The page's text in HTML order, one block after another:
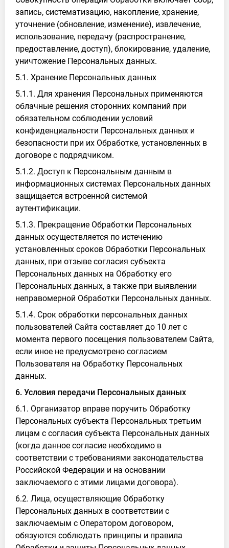
запись, систематизацию, накопление, хранение,
уточнение (обновление, изменение), извлечение,
использование, передачу (распространение,
предоставление, доступ), блокирование, удаление,
уничтожение Персональных данных.
5.1. Хранение Персональных данных
5.1.1. Для хранения Персональных применяются
облачные решения сторонних компаний при
обязательном соблюдении условий
конфиденциальности Персональных данных и
безопасности при их Обработке, установленных в
договоре с подрядчиком.
5.1.2. Доступ к Персональным данным в
информационных системах Персональных данных
защищается встроенной системой
аутентификации.
5.1.3. Прекращение Обработки Персональных
данных осуществляется по истечению
установленных сроков Обработки Персональных
данных, при отзыве согласия субъекта
Персональных данных на Обработку его
Персональных данных, а также при выявлении
неправомерной Обработки Персональных данных.
5.1.4. Срок обработки персональных данных
пользователей Сайта составляет до 10 лет с
момента первого посещения пользователем Сайта,
если иное не предусмотрено согласием
Пользователя на Обработку Персональных
данных.
6. Условия передачи Персональных данных
6.1. Организатор вправе поручить Обработку
Персональных субъекта Персональных третьим
лицам с согласия субъекта Персональных данных
(когда данное согласие необходимо в
соответствии с требованиями законодательства
Российской Федерации и на основании
заключаемого с этими лицами договора).
6.2. Лица, осуществляющие Обработку
Персональных данных в соответствии с
заключаемым с Оператором договором,
обязуются соблюдать принципы и правила